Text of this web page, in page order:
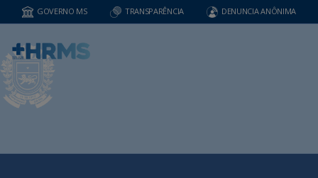
GOVERNO MS TRANSPARÊNCIA DENUNCIA ANÔNIMA